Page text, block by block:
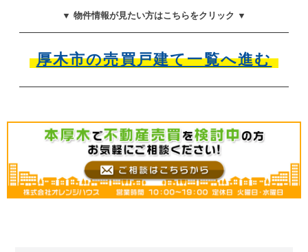
▼ 物件情報が見たい方はこちらをクリック ▼
厚木市の売買戸建て一覧へ進む